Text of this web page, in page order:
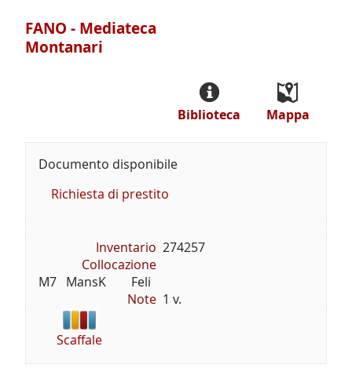
FANO - Mediateca
Montanari
Mappa
Biblioteca
Documento disponibile
Richiesta di prestito
Inventario 274257
Collocazione
M7   MansK        Feli
Note 1 v.
Scaffale